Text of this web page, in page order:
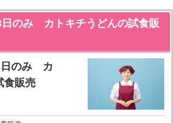
のみ カトキチうどんの試食販
のみ カ
食販売